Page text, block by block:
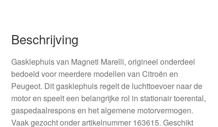
Beschrijving
Gasklephuis van Magneti Marelli, origineel onderdeel
bedoeld voor meerdere modellen van Citroën en
Peugeot. Dit gasklephuis regelt de luchttoevoer naar de
motor en speelt een belangrijke rol in stationair toerental,
gaspedaalrespons en het algemene motorvermogen.
Vaak gezocht onder artikelnummer 163615. Geschikt